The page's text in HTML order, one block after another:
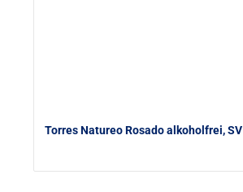
Torres Natureo Rosado alkoholfrei, SV